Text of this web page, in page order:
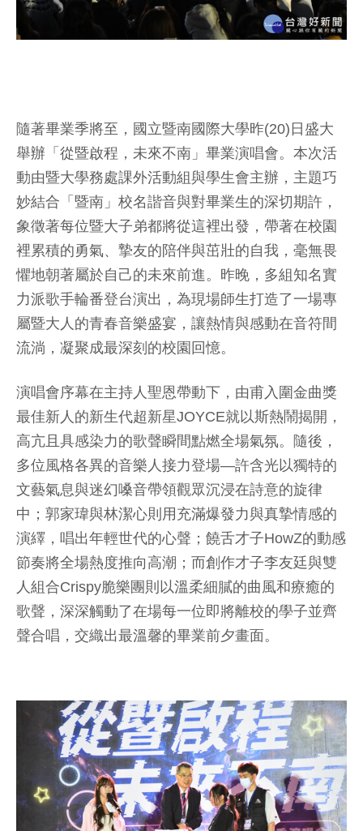
隨著畢業季將至，國立暨南國際大學昨(20)日盛大
舉辦「從暨啟程，未來不南」畢業演唱會。本次活
動由暨大學務處課外活動組與學生會主辦，主題巧
妙結合「暨南」校名諧音與對畢業生的深切期許，
象徵著每位暨大子弟都將從這裡出發，帶著在校園
裡累積的勇氣、摯友的陪伴與茁壯的自我，毫無畏
懼地朝著屬於自己的未來前進。昨晚，多組知名實
力派歌手輪番登台演出，為現場師生打造了一場專
屬暨大人的青春音樂盛宴，讓熱情與感動在音符間
流淌，凝聚成最深刻的校園回憶。
演唱會序幕在主持人聖恩帶動下，由甫入圍金曲獎
最佳新人的新生代超新星JOYCE就以斯熱鬧揭開，
高亢且具感染力的歌聲瞬間點燃全場氣氛。隨後，
多位風格各異的音樂人接力登場—許含光以獨特的
文藝氣息與迷幻嗓音帶領觀眾沉浸在詩意的旋律
中；郭家瑋與林潔心則用充滿爆發力與真摯情感的
演繹，唱出年輕世代的心聲；饒舌才子HowZ的動感
節奏將全場熱度推向高潮；而創作才子李友廷與雙
人組合Crispy脆樂團則以溫柔細膩的曲風和療癒的
歌聲，深深觸動了在場每一位即將離校的學子並齊
聲合唱，交織出最溫馨的畢業前夕畫面。